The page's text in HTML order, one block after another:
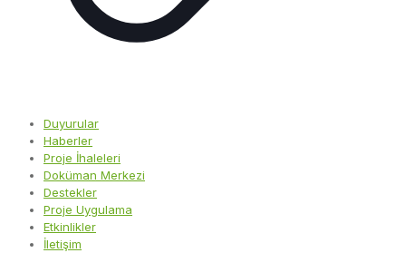
Duyurular
Haberler
Proje İhaleleri
Doküman Merkezi
Destekler
Proje Uygulama
Etkinlikler
İletişim